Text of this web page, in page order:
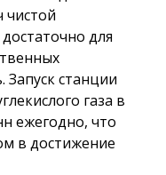
чистой
для
станции
газа в
ежегодно, что
в достижение